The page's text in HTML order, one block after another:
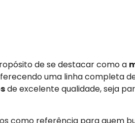
de se destacar como a
uma linha completa
de excelente qualidade, seja
como referência para quem